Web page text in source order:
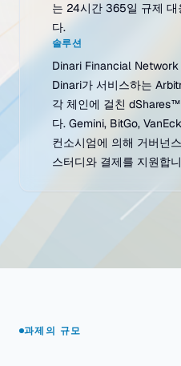
는 24시간 365일 규제 대
다.
솔루션
Dinari Financial
Dinari가 서비스하는
각 체인에 걸친
다. Gemini, BitGo,
컨소시엄에 의해 거버넌
스터디와 결제를 지원합
과제의 규모